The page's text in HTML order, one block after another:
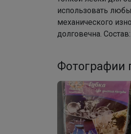
использовать
механического
долговечна.
Фотографии